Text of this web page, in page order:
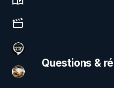
Science, history & spirituality
Culture, media & entertainment
Notre Réalité Est Falsifiée Et Fausse
patatrak
Questions &